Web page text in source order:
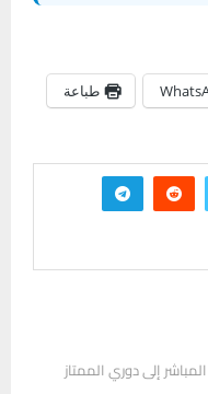
طباعة
إلى دوري الممتاز